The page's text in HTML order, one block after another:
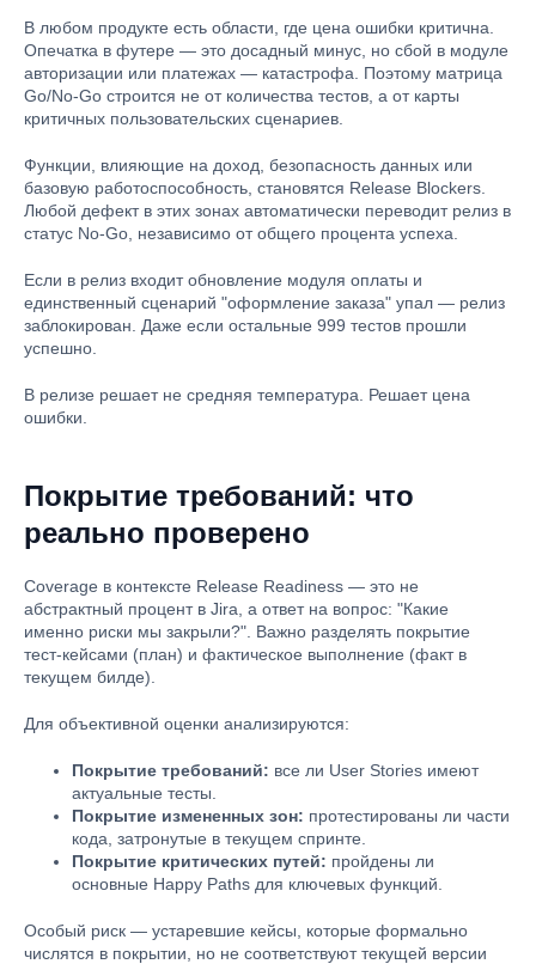
В любом продукте есть области, где цена ошибки критична.
Опечатка в футере — это досадный минус, но сбой в модуле
авторизации или платежах — катастрофа. Поэтому матрица
Go/No-Go строится не от количества тестов, а от карты
критичных пользовательских сценариев.
Функции, влияющие на доход, безопасность данных или
базовую работоспособность, становятся Release Blockers.
Любой дефект в этих зонах автоматически переводит релиз в
статус No-Go, независимо от общего процента успеха.
Если в релиз входит обновление модуля оплаты и
единственный сценарий "оформление заказа" упал — релиз
заблокирован. Даже если остальные 999 тестов прошли
успешно.
В релизе решает не средняя температура. Решает цена
ошибки.
Покрытие требований: что
реально проверено
Coverage в контексте Release Readiness — это не
абстрактный процент в Jira, а ответ на вопрос: "Какие
именно риски мы закрыли?". Важно разделять покрытие
тест-кейсами (план) и фактическое выполнение (факт в
текущем билде).
Для объективной оценки анализируются:
Покрытие требований: все ли User Stories имеют
актуальные тесты.
Покрытие измененных зон: протестированы ли части
кода, затронутые в текущем спринте.
Покрытие критических путей: пройдены ли
основные Happy Paths для ключевых функций.
Особый риск — устаревшие кейсы, которые формально
числятся в покрытии, но не соответствуют текущей версии